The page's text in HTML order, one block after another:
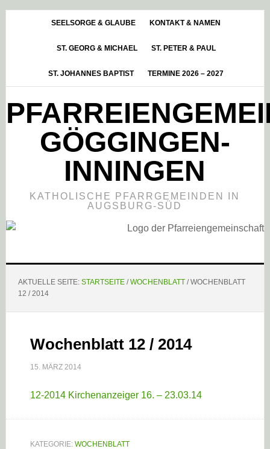
HauptsidebarSEELSORGE & GLAUBE KONTAKT & NAMEN
ST. GEORG & MICHAEL ST. PETER & PAUL
ST. JOHANNES BAPTIST TERMINE 2026 – 2027
GÖGGINGEN-
INNINGEN
KATHOLISCHE PFARRGEMEINDEN IN
AUGSBURG-SÜD
AKTUELLE SEITE: STARTSEITE / WOCHENBLATT /WOCHENBLATT
12 / 2014
Wochenblatt 12 / 2014
15. MÄRZ 2014
12-2014 Kirchenanzeiger 16. – 23.03.14
KATEGORIE: WOCHENBLATT